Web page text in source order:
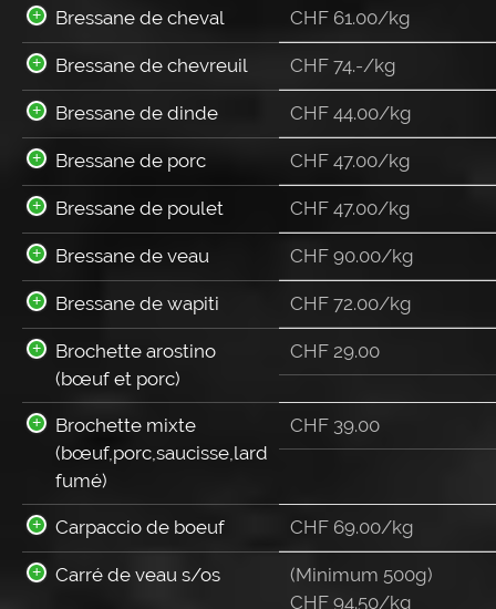
Bressane de cheval CHF 61.00/kg
Bressane de chevreuil CHF 74.-/kg
Bressane de dinde CHF 44.00/kg
Bressane de porc CHF 47.00/kg
Bressane de poulet CHF 47.00/kg
Bressane de veau CHF 90.00/kg
Bressane de wapiti CHF 72.00/kg
Brochette arostino
(bœuf et porc)
CHF 29.00
Brochette mixte
(bœuf,porc,saucisse,lard
fumé)
CHF 39.00
Carpaccio de boeuf CHF 69.00/kg
Carré de veau s/os
(Minimum 500g)
CHF 94.50/kg